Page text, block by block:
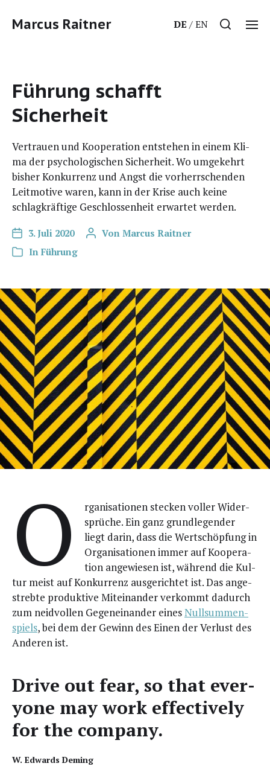
Marcus Raitner DE EN
Führung schafft
Sicherheit
Ver­trau­en und Koope­ra­ti­on ent­ste­hen in einem Kli­
ma der psy­cho­lo­gi­schen Sicher­heit. Wo umge­kehrt
bis­her Kon­kur­renz und Angst die vor­herr­schen­den
Leit­mo­ti­ve waren, kann in der Kri­se auch kei­ne
schlag­kräf­ti­ge Geschlos­sen­heit erwar­tet werden.
3. Juli 2020 Von Marcus Raitner
In Führung
O
rga­ni­sa­tio­nen ste­cken vol­ler Wider­
sprü­che. Ein ganz grund­le­gen­der
liegt dar­in, dass die Wert­schöp­fung in
Orga­ni­sa­tio­nen immer auf Koope­ra­
ti­on ange­wie­sen ist, wäh­rend die Kul­
tur meist auf Kon­kur­renz aus­ge­rich­tet ist. Das ange­
streb­te pro­duk­ti­ve Mit­ein­an­der ver­kommt dadurch
zum neid­vol­len Gegen­ein­an­der einesNull­sum­men­
spiels, bei dem der Gewinn des Einen der Ver­lust des
Ande­ren ist.
Dri­ve out fear, so that ever­
yo­ne may work effec­tively
for the company.
W. Edwards Deming